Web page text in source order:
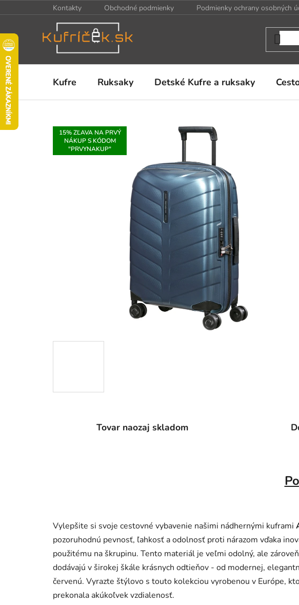
na
Kontakty Obchodné podmienky Podmienky ochrany osobných
Kufre Ruksaky Detské Kufre a ruksaky
15% ZĽAVA NA PRVÝ
NÁKUP S KÓDOM
"PRVYNAKUP"
Tovar naozaj skladom
Vylepšite si svoje cestovné vybavenie našimi nádhernými kuframi
pozoruhodnú pevnosť, ľahkosť a odolnosť proti nárazom vďaka
použitému na škrupinu. Tento materiál je veľmi odolný, ale
dodávajú v širokej škále krásnych odtieňov - od modernej,
červenú. Vyrazte štýlovo s touto kolekciou vyrobenou v Európe,
prekonala akúkoľvek vzdialenosť.